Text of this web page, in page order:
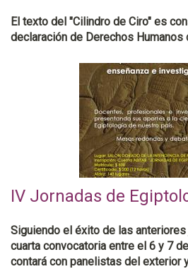
El texto del "Cilindro de Ciro" es
declaración de Derechos Humanos
IV Jornadas de
Siguiendo el éxito de las anteriores
cuarta convocatoria entre el 6 y 7
contará con panelistas del exterior